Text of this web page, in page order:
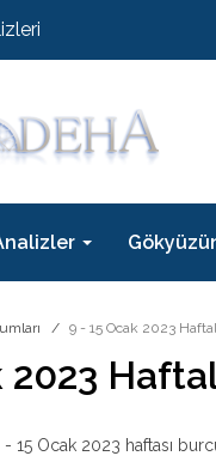
9 - 15 Ocak 2023
15 Ocak 2023 haftası